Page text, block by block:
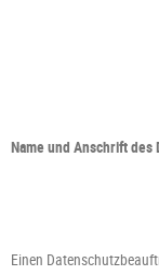
Name und Anschrift
Einen